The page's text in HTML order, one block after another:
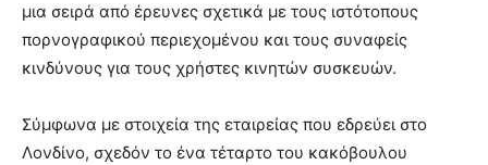
μια σειρά από έρευνες σχετικά με τους ιστότοπους
πορνογραφικού περιεχομένου και τους συναφείς
κινδύνους για τους χρήστες κινητών συσκευών.
Σύμφωνα με στοιχεία της εταιρείας που εδρεύει στο
Λονδίνο, σχεδόν το ένα τέταρτο του κακόβουλου